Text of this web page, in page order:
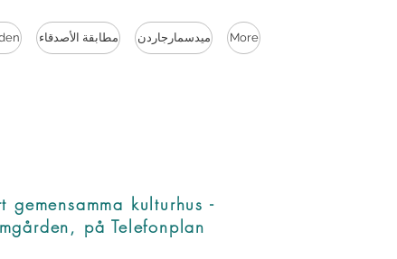
مطابقة الأصدقاء ميدسمارجاردن More
gemensamma kulturhus -
på Telefonplan